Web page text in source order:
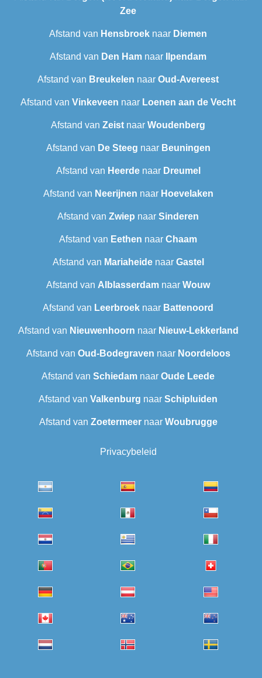
Zee
Afstand van Hensbroek naar Diemen
Afstand van Den Ham naar Ilpendam
Afstand van Breukelen naar Oud-Avereest
Afstand van Vinkeveen naar Loenen aan de Vecht
Afstand van Zeist naar Woudenberg
Afstand van De Steeg naar Beuningen
Afstand van Heerdenaar Dreumel
Afstand van Neerijnen naar Hoevelaken
Afstand van Zwiep naar Sinderen
Afstand van Eethen naar Chaam
Afstand van Mariaheidenaar Gastel
Afstand van Alblasserdam naar Wouw
Afstand van Leerbroek naar Battenoord
Afstand van Nieuwenhoorn naar Nieuw-Lekkerland
Afstand van Oud-Bodegraven‎ naar Noordeloos
Afstand van Schiedam naar Oude Leede
Afstand van Valkenburg naar Schipluiden
Afstand van Zoetermeernaar Woubrugge
Privacybeleid